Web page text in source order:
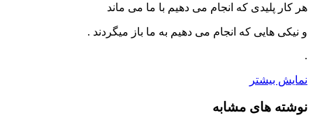
هر کار پلیدی که انجام می دهیم با ما می ماند
و نیکی هایی که انجام می دهیم به ما باز میگردند .
.
نمایش بیشتر
نوشته های مشابه